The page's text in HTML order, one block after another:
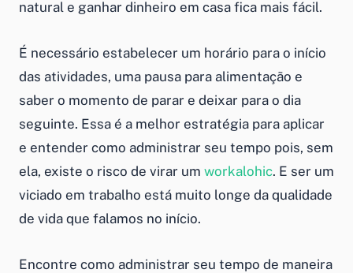
natural e ganhar dinheiro em casa fica mais fácil.
É necessário estabelecer um horário para o início
das atividades, uma pausa para alimentação e
saber o momento de parar e deixar para o dia
seguinte. Essa é a melhor estratégia para aplicar
e entender como administrar seu tempo pois, sem
ela, existe o risco de virar um workalohic. E ser um
viciado em trabalho está muito longe da qualidade
de vida que falamos no início.
Encontre como administrar seu tempo de maneira